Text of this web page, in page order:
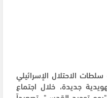
الاحتلال الإسرائيلي
جديدة، خلال اجتماع